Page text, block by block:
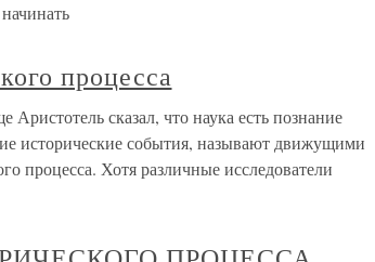
процесса
сказал, что наука есть познание
исторические события, называют движущими
процесса. Хотя различные исследователи